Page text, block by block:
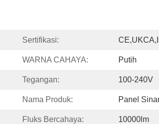
Sertifikasi:
WARNA CAHAYA: Putih
Tegangan: 100-240V
Nama Produk: Panel
Fluks Bercahaya: 10000lm